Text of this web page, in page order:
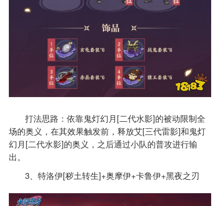
打法思路：依靠鬼灯幻月[二代水影]的被动限制全
场的奥义，在其效果触发前，释放艾[三代雷影]和鬼灯
幻月[二代水影]的奥义，之后通过小队的普攻进行输
出。
3、特洛伊[秽土转生]+奥摩伊+卡鲁伊+黑夜之刃